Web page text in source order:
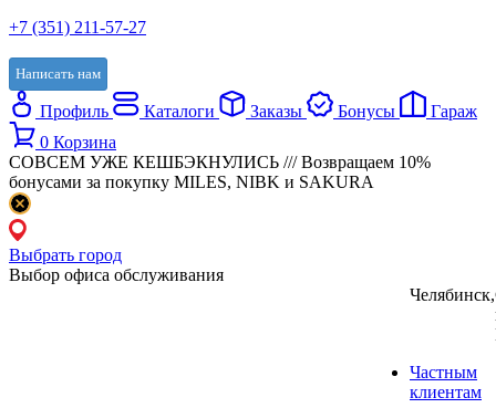
+7 (351) 211-57-27
Написать нам
Профиль Каталоги Заказы Бонусы
Гараж
0 Корзина
СОВСЕМ УЖЕ КЕШБЭКНУЛИСЬ /// Возвращаем 10%
бонусами за покупку MILES, NIBK и SAKURA
Выбрать город
Выбор офиса обслуживания
Челябинск,
Частным
клиентам